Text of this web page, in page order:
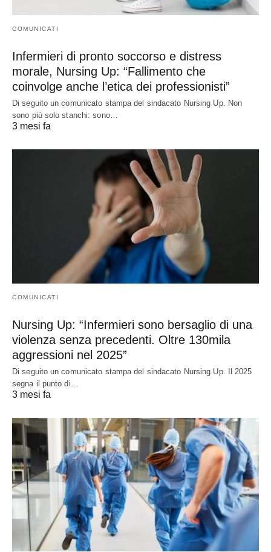
COMUNICATI
Infermieri di pronto soccorso e distress
morale, Nursing Up: “Fallimento che
coinvolge anche l’etica dei professionisti”
Di seguito un comunicato stampa del sindacato Nursing Up. Non
sono più solo stanchi: sono…
3 mesi fa
COMUNICATI
Nursing Up: “Infermieri sono bersaglio di una
violenza senza precedenti. Oltre 130mila
aggressioni nel 2025”
Di seguito un comunicato stampa del sindacato Nursing Up. Il 2025
segna il punto di…
3 mesi fa